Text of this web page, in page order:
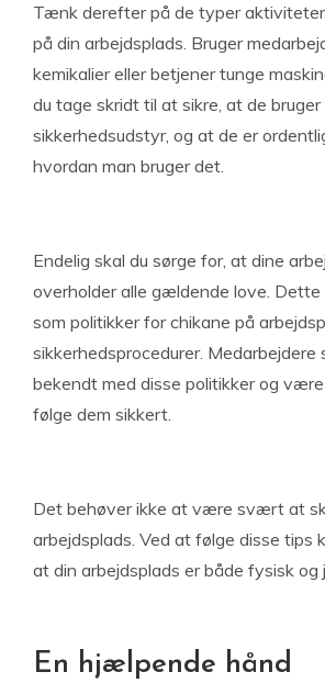
Tænk derefter på de typer
på din arbejdsplads. Bruger
kemikalier eller betjener tunge
du tage skridt til at sikre, at de
sikkerhedsudstyr, og at de er
hvordan man bruger det.
Endelig skal du sørge for, at dine
overholder alle gældende love.
som politikker for chikane på
sikkerhedsprocedurer.
bekendt med disse politikker og
følge dem sikkert.
Det behøver ikke at være svært at
arbejdsplads. Ved at følge disse tips
at din arbejdsplads er både fysisk og
En hjælpende hånd